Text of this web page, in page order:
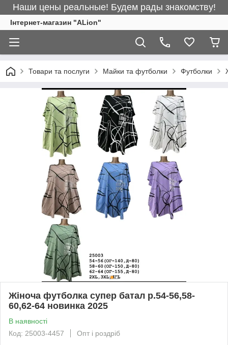
Наши цены реальные! Будем рады знакомству!
Інтернет-магазин "ALіon"
Товари та послуги Майки та футболки Футболки
Жіноча футболка супер батал р.54-56,58-
60,62-64 новинка 2025
В наявності
Код: 25003-4457
Опт і роздріб